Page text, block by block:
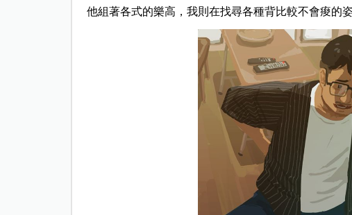
他組著各式的樂高，我則在找尋各種背比較不會痠的姿